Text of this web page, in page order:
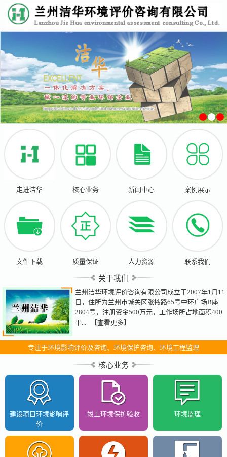
走进洁华 核心业务 新闻中心 案例展示
文件下载 质量保证 人力资源 联系我们
关于我们
兰州洁华环境评价咨询有限公司成立于2007年1月11
日，住所为兰州市城关区张掖路65号中环广场B座
2804号，注册资金500万元，工作场所占地面积400
平...
【查看更多】
专注于环境影响评价及咨询、环境保护咨询、环境工程监理
核心业务
建设项目环境影响评
价
竣工环境保护验收 环境监理